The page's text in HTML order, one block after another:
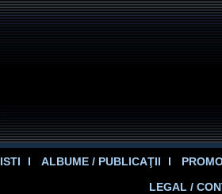
ALBUME / PUBLICAŢII
LEGAL /